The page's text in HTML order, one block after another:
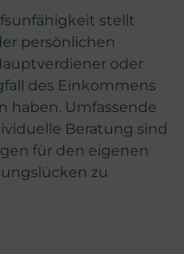
stellt
persönlichen
oder
des Einkommens
haben. Umfassende
Beratung sind
für den eigenen
zu